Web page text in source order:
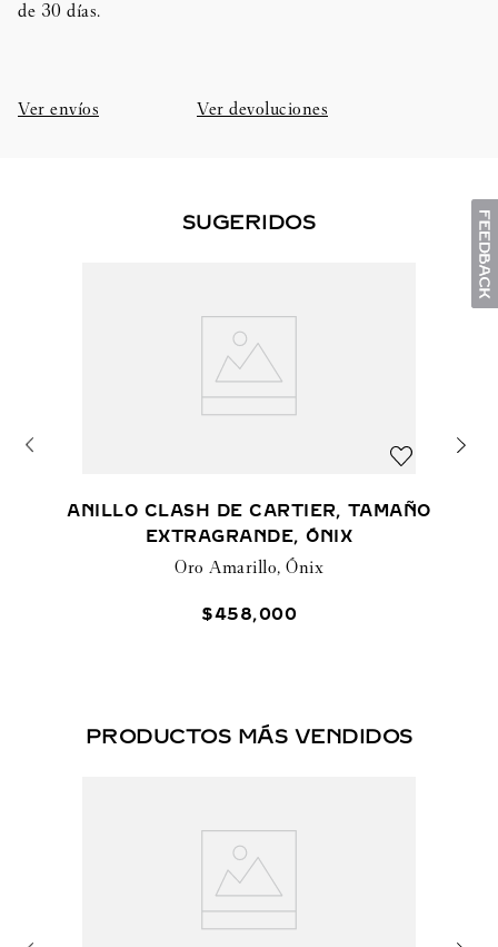
de 30 días.​
Ver envíos Ver devoluciones
SUGERIDOS
ANILLO CLASH DE CARTIER, TAMAÑO
EXTRAGRANDE, ÓNIX
Oro Amarillo, Ónix
$458,000
PRODUCTOS MÁS VENDIDOS